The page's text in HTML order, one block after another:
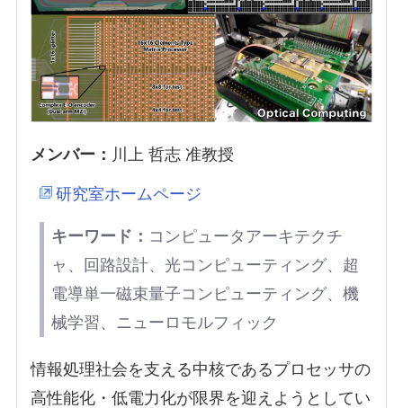
メンバー： 川上 哲志 准教授
研究室ホームページ
キーワード： コンピュータアーキテクチ
ャ、回路設計、光コンピューティング、超
電導単一磁束量子コンピューティング、機
械学習、ニューロモルフィック
情報処理社会を支える中核であるプロセッサの
高性能化・低電力化が限界を迎えようとしてい